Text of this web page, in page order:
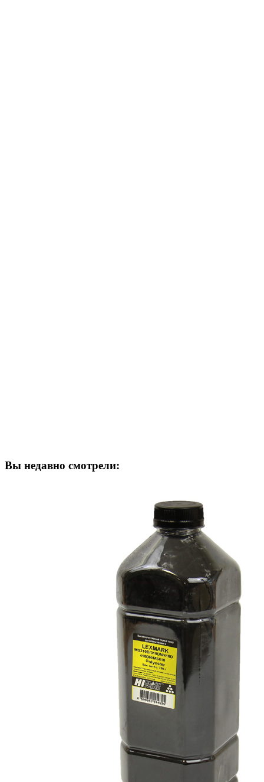
Вы недавно смотрели: